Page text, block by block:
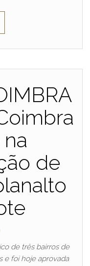
de
de três bairros de
e foi hoje aprovada